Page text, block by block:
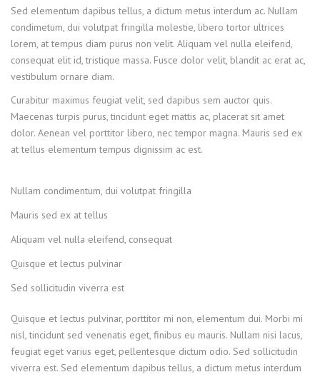
Sed elementum dapibus tellus, a dictum metus interdum ac. Nullam
condimetum, dui volutpat fringilla molestie, libero tortor ultrices
lorem, at tempus diam purus non velit. Aliquam vel nulla eleifend,
consequat elit id, tristique massa. Fusce dolor velit, blandit ac erat ac,
vestibulum ornare diam.
Curabitur maximus feugiat velit, sed dapibus sem auctor quis.
Maecenas turpis purus, tincidunt eget mattis ac, placerat sit amet
dolor. Aenean vel porttitor libero, nec tempor magna. Mauris sed ex
at tellus elementum tempus dignissim ac est.
Nullam condimentum, dui volutpat fringilla
Mauris sed ex at tellus
Aliquam vel nulla eleifend, consequat
Quisque et lectus pulvinar
Sed sollicitudin viverra est
Quisque et lectus pulvinar, porttitor mi non, elementum dui. Morbi mi
nisl, tincidunt sed venenatis eget, finibus eu mauris. Nullam nisi lacus,
feugiat eget varius eget, pellentesque dictum odio. Sed sollicitudin
viverra est. Sed elementum dapibus tellus, a dictum metus interdum